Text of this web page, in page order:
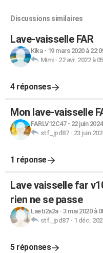
Discussions similaires
Lave-vaisselle FAR
Kika- 19 mars 2020 à
Mimi- 22 avr. 2022 à
4 réponses
Mon lave-vaisselle
FARLV12C47- 22 juin
stf_jpd87- 23 juin
1 réponse
Lave vaisselle far
rien ne se passe
Laeti2a2a- 3 mai 2020 à
stf_jpd87- 1 déc.
5 réponses